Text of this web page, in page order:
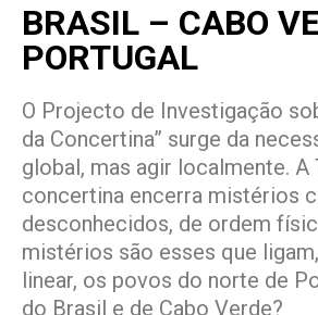
BRASIL – CABO
PORTUGAL
O Projecto de Investigação
da Concertina” surge da
global, mas agir localmente. A
concertina encerra mistérios
desconhecidos, de ordem
mistérios são esses que
linear, os povos do norte de
do Brasil e de Cabo Verde?